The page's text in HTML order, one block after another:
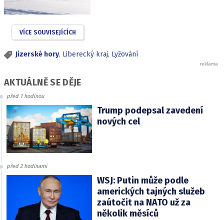
VÍCE SOUVISEJÍCÍCH
Jizerské hory, Liberecký kraj, Lyžování
AKTUÁLNĚ SE DĚJE
před 1 hodinou
Trump podepsal zavedení
nových cel
před 2 hodinami
WSJ: Putin může podle
amerických tajných služeb
zaútočit na NATO už za
několik měsíců